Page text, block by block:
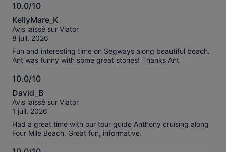
10.0/10
10.0
sur
10
KellyMare_K
Avis laissé sur Viator
8 juil. 2026
Fun and interesting time on Segways along beautiful beach.
Ant was funny with some great stories! Thanks Ant
10.0/10
10.0
sur
10
David_B
Avis laissé sur Viator
1 juil. 2026
Had a great time with our tour guide Anthony cruising along
Four Mile Beach. Great fun, informative.